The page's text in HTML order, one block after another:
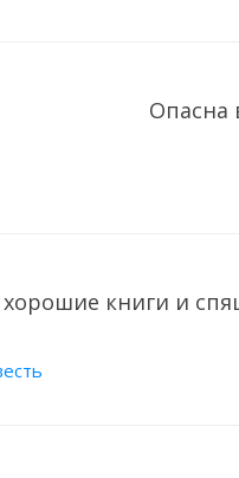
Опасна
книги и